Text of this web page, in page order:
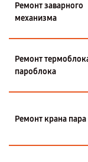
Ремонт заварного
механизма
Ремонт
пароблока
Ремонт крана пара